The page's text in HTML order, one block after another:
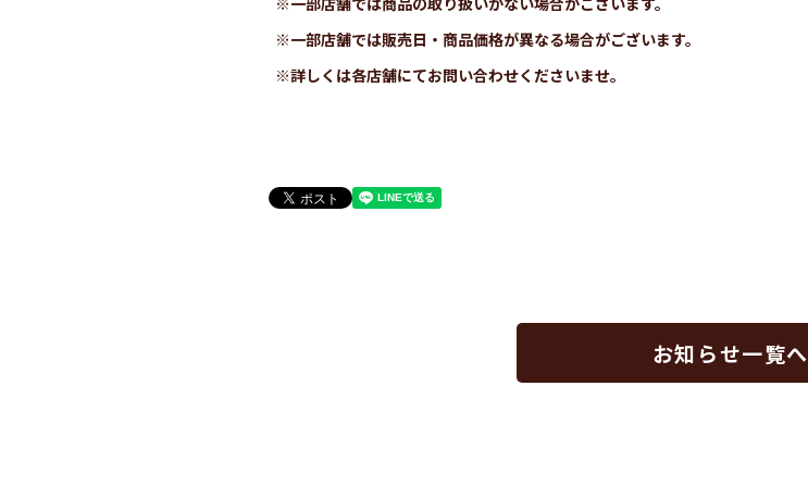
※一部店舗では販売日・商品価格が異なる場合がございます。
※詳しくは各店舗にてお問い合わせくださいませ。
お知らせ一覧へ